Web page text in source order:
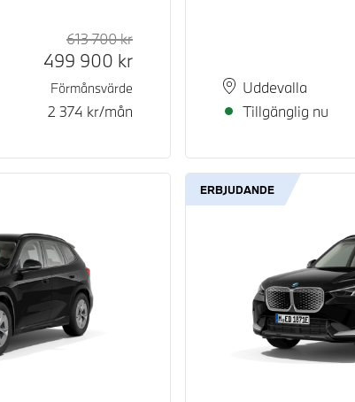
Rek. ord pris
613 700krKontantpris
499 900 kr
Förmånsvärde
2 374 kr/mån
PlatsUddevalla
Leveranstid
Tillgänglig nu
ERBJUDANDE